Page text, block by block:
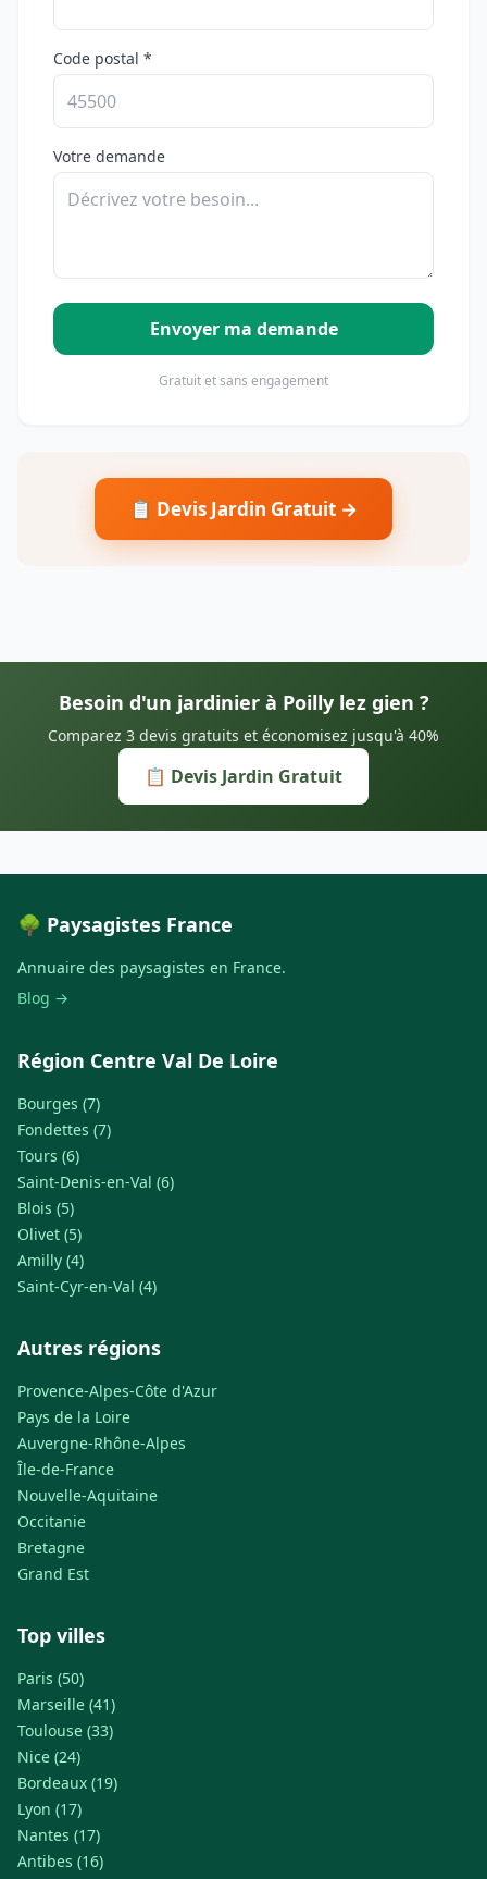
Code postal *
Votre demande
Envoyer ma demande
Gratuit et sans engagement
📋 Devis Jardin Gratuit →
Besoin d'un jardinier à Poilly lez gien ?
Comparez 3 devis gratuits et économisez jusqu'à 40%
📋 Devis Jardin Gratuit
🌳 Paysagistes France
Annuaire des paysagistes en France.
Blog →
Région Centre Val De Loire
Bourges (7)
Fondettes (7)
Tours (6)
Saint-Denis-en-Val (6)
Blois (5)
Olivet (5)
Amilly (4)
Saint-Cyr-en-Val (4)
Autres régions
Provence-Alpes-Côte d'Azur
Pays de la Loire
Auvergne-Rhône-Alpes
Île-de-France
Nouvelle-Aquitaine
Occitanie
Bretagne
Grand Est
Top villes
Paris (50)
Marseille (41)
Toulouse (33)
Nice (24)
Bordeaux (19)
Lyon (17)
Nantes (17)
Antibes (16)